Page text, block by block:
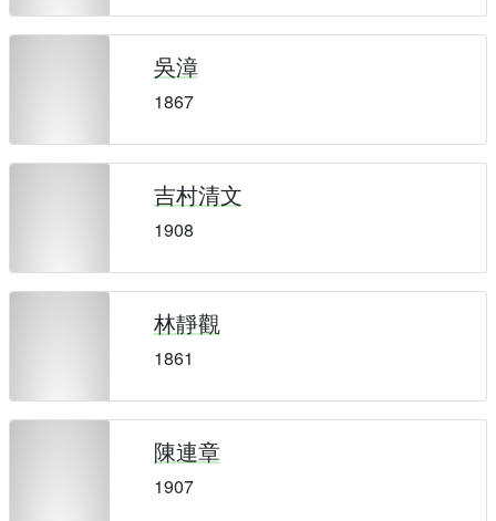
吳漳
1867
吉村清文
1908
林靜觀
1861
陳連章
1907